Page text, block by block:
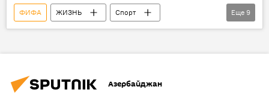
ФИФА ЖИЗНЬ
Спорт
ФИФА-2018
Новости ЧМ-2018
арбитр
идея
Еще 9
Азербайджан